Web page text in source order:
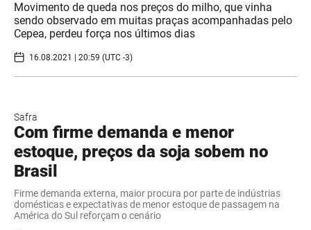
Movimento de queda nos preços do milho, que vinha
sendo observado em muitas praças acompanhadas pelo
Cepea, perdeu força nos últimos dias
16.08.2021 | 20:59 (UTC -3)
Safra
Com firme demanda e menor
estoque, preços da soja sobem no
Brasil
Firme demanda externa, maior procura por parte de indústrias
domésticas e expectativas de menor estoque de passagem na
América do Sul reforçam o cenário